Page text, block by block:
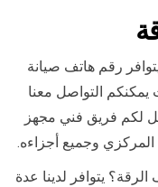
رقم هاتف صيانة
يمكنكم التواصل معنا
لكم فريق فني مجهز
المركزي وجميع أجزاءه.
يتوافر لدينا عدة